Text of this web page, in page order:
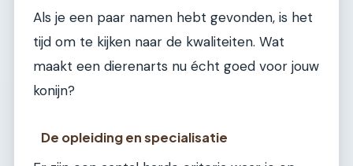
Als je een paar namen hebt gevonden, is het
tijd om te kijken naar de kwaliteiten. Wat
maakt een dierenarts nu écht goed voor jouw
konijn?
De opleiding en specialisatie